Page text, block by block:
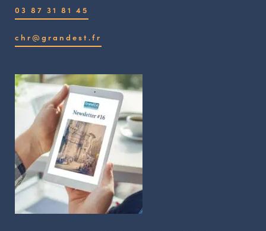
03 87 31 81 45
chr@grandest.fr